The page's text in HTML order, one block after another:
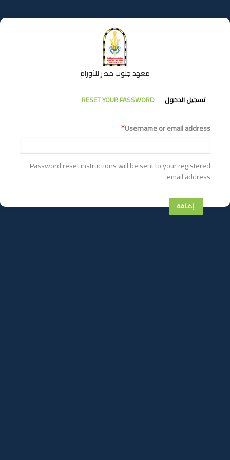
إلى
المحتوى
معهد جنوب مصر للأورام
التبويبات
الأساسية
تسجيل الدخول RESET YOUR PASSWORD
Username or email address
Password reset instructions will be sent to your registered
email address.